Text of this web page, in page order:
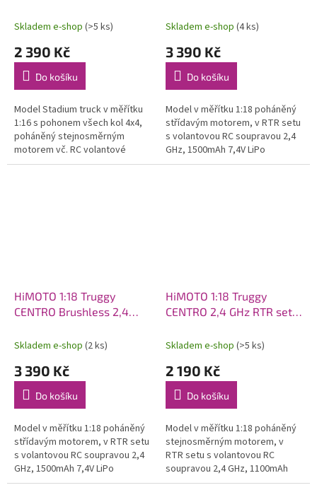
Skladem e-shop (>5 ks)
2 390 Kč
Do košíku
Model Stadium truck v měřítku
1:16 s pohonem všech kol 4x4,
poháněný stejnosměrným
motorem vč. RC volantové
soupravy 2,4 GHz a pohonného
Skladem e-shop (4 ks)
3 390 Kč
Do košíku
Model v měřítku 1:18 poháněný
střídavým motorem, v RTR setu
s volantovou RC soupravou 2,4
GHz, 1500mAh 7,4V LiPo
pohonným akumulátorem a
HiMOTO 1:18 Truggy
CENTRO Brushless 2,4
Skladem e-shop (2 ks)
3 390 Kč
Do košíku
Model v měřítku 1:18 poháněný
střídavým motorem, v RTR setu
s volantovou RC soupravou 2,4
GHz, 1500mAh 7,4V LiPo
pohonným akumulátorem a
HiMOTO 1:18 Truggy
CENTRO 2,4 GHz RTR set,
Skladem e-shop (>5 ks)
2 190 Kč
Do košíku
Model v měřítku 1:18 poháněný
stejnosměrným motorem, v
RTR setu s volantovou RC
soupravou 2,4 GHz, 1100mAh
7,2V NiMH pohonným